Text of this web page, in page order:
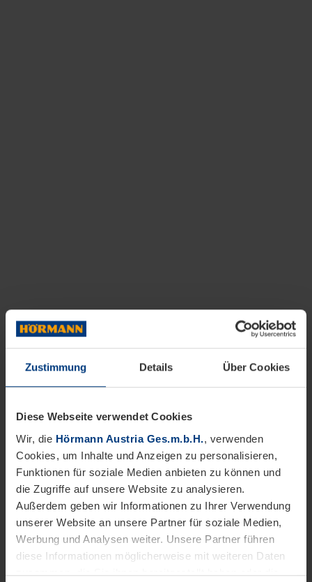
Zustimmung Details Über Cookies
Diese Webseite verwendet Cookies
Wir, die Hörmann Austria Ges.m.b.H., verwenden
Cookies, um Inhalte und Anzeigen zu personalisieren,
Funktionen für soziale Medien anbieten zu können und
die Zugriffe auf unsere Website zu analysieren.
Außerdem geben wir Informationen zu Ihrer Verwendung
unserer Website an unsere Partner für soziale Medien,
Werbung und Analysen weiter. Unsere Partner führen
diese Informationen möglicherweise mit weiteren Daten
zusammen, die Sie ihnen bereitgestellt haben oder die